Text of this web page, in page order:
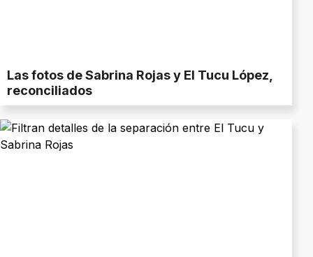
Las fotos de Sabrina Rojas y El Tucu López,
reconciliados